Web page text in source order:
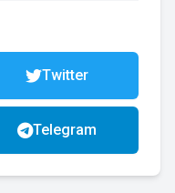
Twitter
Telegram